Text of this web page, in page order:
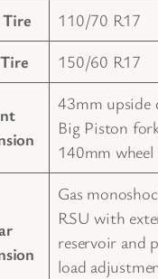
110/70 R17
150/60 R17
43mm upside
Big Piston
140mm wheel
Gas
RSU with
reservoir and
load